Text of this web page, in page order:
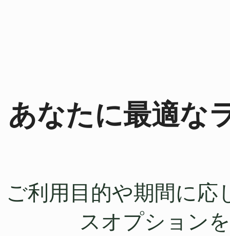
あなたに最適な
ご利用目的や期間に
スオプション